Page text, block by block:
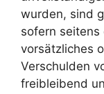
wurden, sind
sofern seitens
vorsätzliches
Verschulden
freibleibend